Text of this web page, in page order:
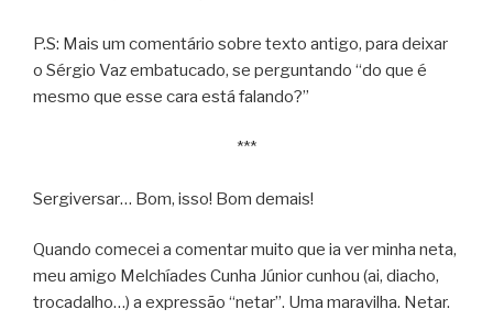
P.S: Mais um comentário sobre texto antigo, para deixar
o Sérgio Vaz embatucado, se perguntando “do que é
mesmo que esse cara está falando?”
***
Sergiversar… Bom, isso! Bom demais!
Quando comecei a comentar muito que ia ver minha neta,
meu amigo Melchíades Cunha Júnior cunhou (ai, diacho,
trocadalho…) a expressão “netar”. Uma maravilha. Netar.